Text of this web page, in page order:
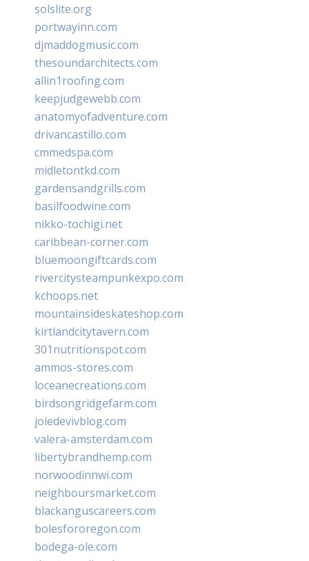
solslite.org
portwayinn.com
djmaddogmusic.com
thesoundarchitects.com
allin1roofing.com
keepjudgewebb.com
anatomyofadventure.com
drivancastillo.com
cmmedspa.com
midletontkd.com
gardensandgrills.com
basilfoodwine.com
nikko-tochigi.net
caribbean-corner.com
bluemoongiftcards.com
rivercitysteampunkexpo.com
kchoops.net
mountainsideskateshop.com
kirtlandcitytavern.com
301nutritionspot.com
ammos-stores.com
loceanecreations.com
birdsongridgefarm.com
joiedevivblog.com
valera-amsterdam.com
libertybrandhemp.com
norwoodinnwi.com
neighboursmarket.com
blackanguscareers.com
bolesfororegon.com
bodega-ole.com